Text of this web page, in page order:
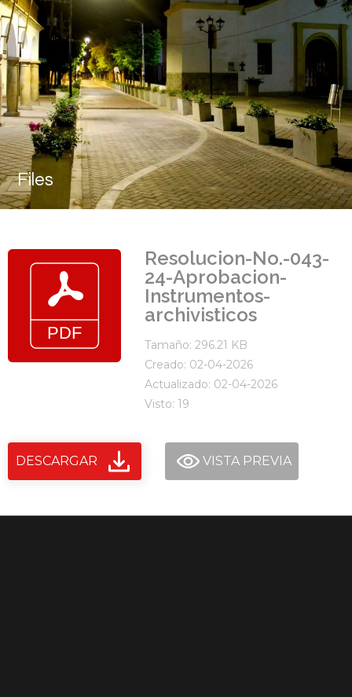
Files
Resolucion-No.-043-
24-Aprobacion-
Instrumentos-
archivisticos
Tamaño: 296.21 KB
Creado: 02-04-2026
Actualizado: 02-04-2026
Visto: 19
DESCARGAR VISTA PREVIA